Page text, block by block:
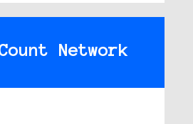
Network